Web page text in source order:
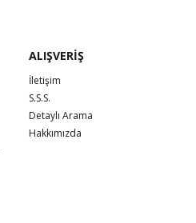
ALIŞVERİŞ
İletişim
S.S.S.
Detaylı Arama
Hakkımızda